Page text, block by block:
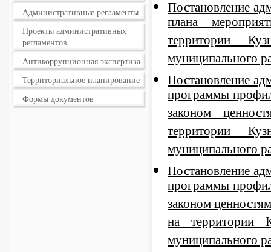
Административные регламенты
Проекты административных
регламентов
Антикоррупционная экспертиза
Территориальное планирование
Формы документов
Постановление
плана
территории
муниципального
Постановление
программы
законом
территории
муниципального
Постановление
программы
законом
на территории
муниципального